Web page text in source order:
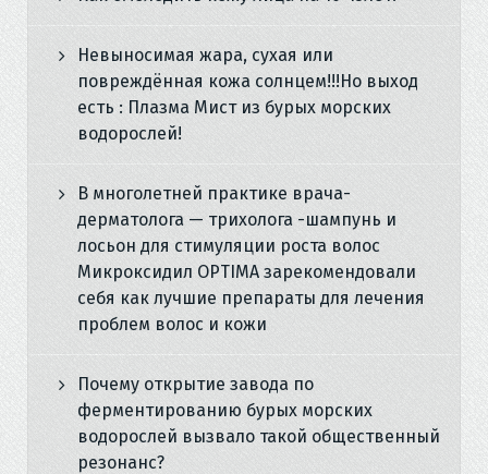
Невыносимая жара, сухая или
повреждённая кожа солнцем!!!Но выход
есть : Плазма Мист из бурых морских
водорослей!
В многолетней практике врача-
дерматолога — трихолога -шампунь и
лосьон для стимуляции роста волос
Микроксидил OPTIMA зарекомендовали
себя как лучшие препараты для лечения
проблем волос и кожи
Почему открытие завода по
ферментированию бурых морских
водорослей вызвало такой общественный
резонанс?